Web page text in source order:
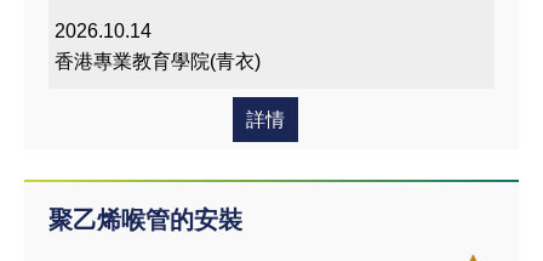
2026.10.14
香港專業教育學院(青衣)
詳情
聚乙烯喉管的安裝